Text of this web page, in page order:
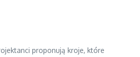
proponują kroje, które